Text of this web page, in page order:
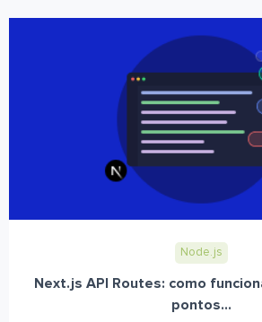
Node.js
Next.js API Routes: como
pontos...